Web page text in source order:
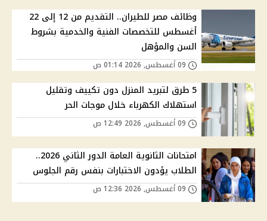
وظائف مصر للطيران.. التقديم من 12 إلى 22
أغسطس للتخصصات الفنية والخدمية بشروط
السن والمؤهل
5 طرق لتبريد المنزل دون تكييف وتقليل
استهلاك الكهرباء خلال موجات الحر
امتحانات الثانوية العامة الدور الثاني 2026..
الطلاب يؤدون الاختبارات بنفس رقم الجلوس